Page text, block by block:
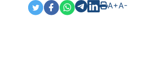
A+A-